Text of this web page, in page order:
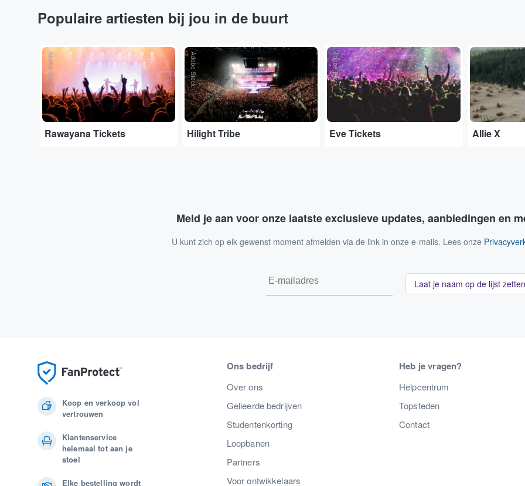
Populaire artiesten bij jou in de buurt
Adobe Stock
Rawayana Tickets
Adobe Stock
Hilight Tribe
Adobe Stock
Eve Tickets
...
Allie X
Meld je aan voor onze laatste exclusieve updates, aanbiedingen en
U kunt zich op elk gewenst moment afmelden via de link in onze e-mails. Lees onze
Laat je naam op de lijst zetten
Koop en verkoop vol
vertrouwen
Klantenservice
helemaal tot aan je
stoel
Elke bestelling wordt
Ons bedrijf
Over ons
Gelieerde bedrijven
Studentenkorting
Loopbanen
Partners
Voor ontwikkelaars
Heb je vragen?
Helpcentrum
Topsteden
Contact